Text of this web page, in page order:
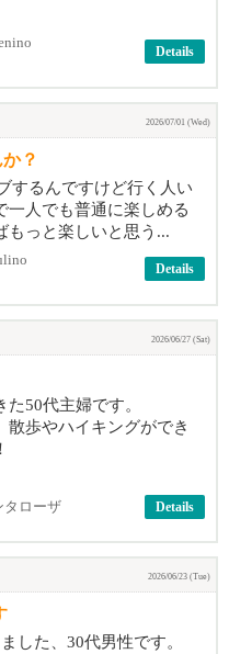
Details
2026/07/01 (Wed)
？
するんですけど行く人い
一人でも普通に楽しめる
もっと楽しいと思う...
Details
2026/06/27 (Sat)
50代主婦です。
歩やハイキングができ
タローザ Details
2026/06/23 (Tue)
した、30代男性です。